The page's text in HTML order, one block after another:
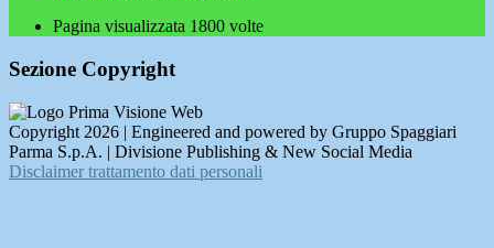
Pagina visualizzata 1800 volte
Sezione Copyright
Copyright 2026 | Engineered and powered by Gruppo Spaggiari
Parma S.p.A. | Divisione Publishing & New Social Media
Disclaimer trattamento dati personali